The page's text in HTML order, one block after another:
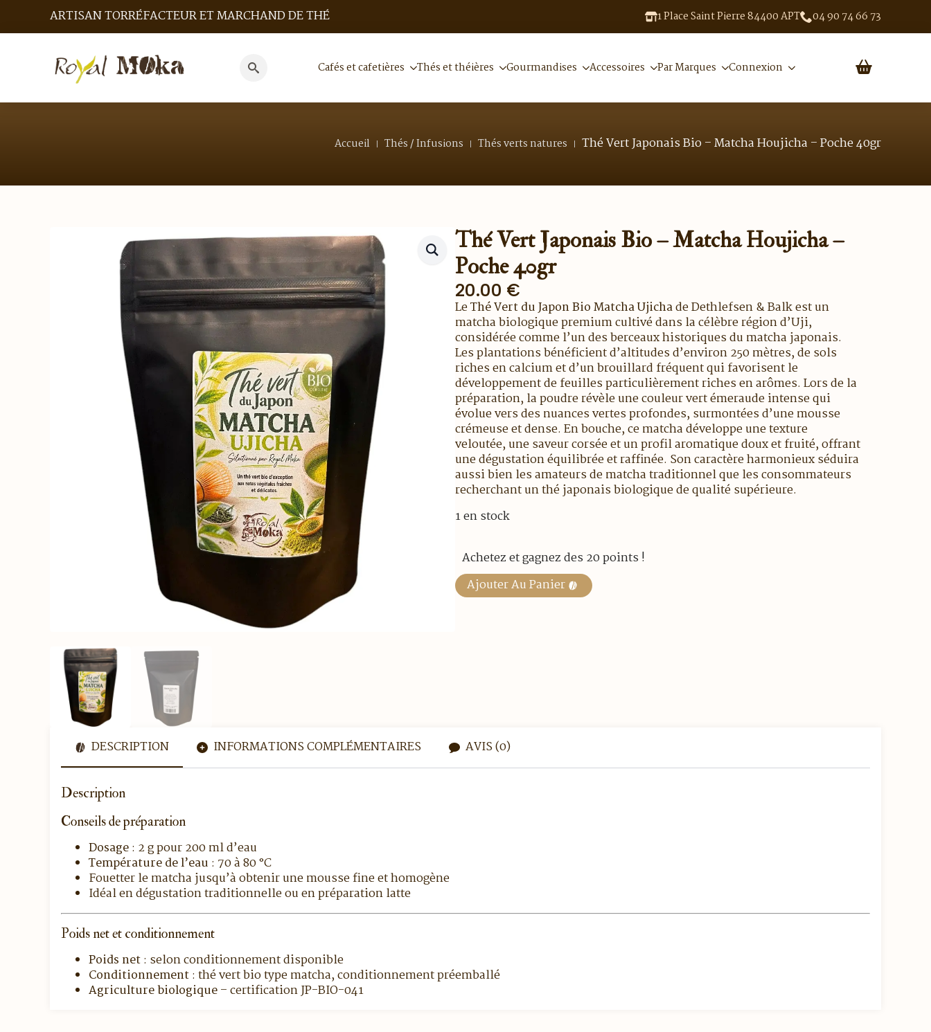
ARTISAN TORRÉFACTEUR ET MARCHAND DE THÉ 1 Place Saint Pierre 84400 APT 04 90 74 66 73
for:
Cafés et cafetières Thés et théières Gourmandises Accessoires Par Marques Connexion
Accueil Thés / Infusions Thés verts natures Thé Vert Japonais Bio – Matcha Houjicha – Poche 40gr
Thé Vert Japonais Bio – Matcha Houjicha –
Poche 40gr
20.00 €
LeThé Vert du Japon Bio Matcha UjichadeDethlefsen & Balkest un
matcha biologique premium cultivé dans la célèbre région d’Uji,
considérée comme l’un des berceaux historiques du matcha japonais.
Les plantations bénéficient d’altitudes d’environ 250 mètres, de sols
riches en calcium et d’un brouillard fréquent qui favorisent le
développement de feuilles particulièrement riches en arômes. Lors de la
préparation, la poudre révèle une couleur vert émeraude intense qui
évolue vers des nuances vertes profondes, surmontées d’une mousse
crémeuse et dense. En bouche, ce matcha développe une texture
veloutée, une saveur corsée et un profil aromatique doux et fruité, offrant
une dégustation équilibrée et raffinée. Son caractère harmonieux séduira
aussi bien les amateurs de matcha traditionnel que les consommateurs
recherchant un thé japonais biologique de qualité supérieure.
1 en stock
Achetez et gagnez des 20 points !
Ajouter Au Panier
DESCRIPTION INFORMATIONS COMPLÉMENTAIRES AVIS (0)
Description
Conseils de préparation
Dosage: 2 g pour 200 ml d’eau
Température de l’eau : 70 à 80 °C
Fouetter le matcha jusqu’à obtenir une mousse fine et homogène
Idéal en dégustation traditionnelle ou en préparation latte
Poids net et conditionnement
Poids net: selon conditionnement disponible
Conditionnement: thé vert bio type matcha, conditionnement préemballé
Agriculture biologique– certification JP-BIO-041